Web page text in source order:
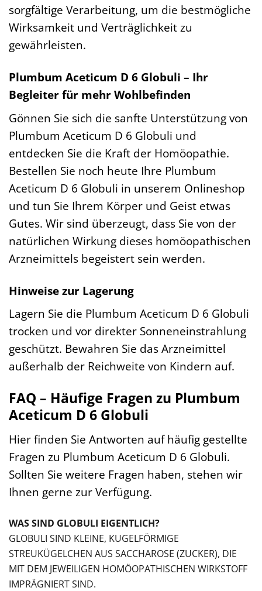
sorgfältige Verarbeitung, um die bestmögliche
Wirksamkeit und Verträglichkeit zu
gewährleisten.
Plumbum Aceticum D 6 Globuli – Ihr
Begleiter für mehr Wohlbefinden
Gönnen Sie sich die sanfte Unterstützung von
Plumbum Aceticum D 6 Globuli und
entdecken Sie die Kraft der Homöopathie.
Bestellen Sie noch heute Ihre Plumbum
Aceticum D 6 Globuli in unserem Onlineshop
und tun Sie Ihrem Körper und Geist etwas
Gutes. Wir sind überzeugt, dass Sie von der
natürlichen Wirkung dieses homöopathischen
Arzneimittels begeistert sein werden.
Hinweise zur Lagerung
Lagern Sie die Plumbum Aceticum D 6 Globuli
trocken und vor direkter Sonneneinstrahlung
geschützt. Bewahren Sie das Arzneimittel
außerhalb der Reichweite von Kindern auf.
FAQ – Häufige Fragen zu Plumbum
Aceticum D 6 Globuli
Hier finden Sie Antworten auf häufig gestellte
Fragen zu Plumbum Aceticum D 6 Globuli.
Sollten Sie weitere Fragen haben, stehen wir
Ihnen gerne zur Verfügung.
WAS SIND GLOBULI EIGENTLICH?
GLOBULI SIND KLEINE, KUGELFÖRMIGE
STREUKÜGELCHEN AUS SACCHAROSE (ZUCKER), DIE
MIT DEM JEWEILIGEN HOMÖOPATHISCHEN WIRKSTOFF
IMPRÄGNIERT SIND.